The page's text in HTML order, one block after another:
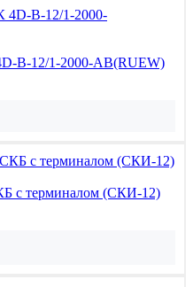
B-12/1-2000-AB(RUEW)
с терминалом (СКИ-12)